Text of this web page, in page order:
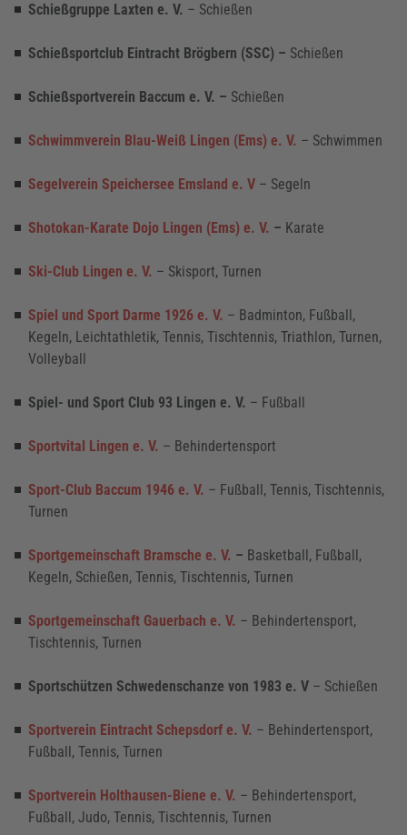
Schießgruppe Laxten e. V. – Schießen
Schießsportclub Eintracht Brögbern (SSC) – Schießen
Schießsportverein Baccum e. V. – Schießen
Schwimmverein Blau-Weiß Lingen (Ems) e. V. – Schwimmen
Segelverein Speichersee Emsland e. V – Segeln
Shotokan-Karate Dojo Lingen (Ems) e. V. – Karate
Ski-Club Lingen e. V. – Skisport, Turnen
Spiel und Sport Darme 1926 e. V. – Badminton, Fußball,
Kegeln, Leichtathletik, Tennis, Tischtennis, Triathlon, Turnen,
Volleyball
Spiel- und Sport Club 93 Lingen e. V. – Fußball
Sportvital Lingen e. V. – Behindertensport
Sport-Club Baccum 1946 e. V. – Fußball, Tennis, Tischtennis,
Turnen
Sportgemeinschaft Bramsche e. V. – Basketball, Fußball,
Kegeln, Schießen, Tennis, Tischtennis, Turnen
Sportgemeinschaft Gauerbach e. V. – Behindertensport,
Tischtennis, Turnen
Sportschützen Schwedenschanze von 1983 e. V – Schießen
Sportverein Eintracht Schepsdorf e. V. – Behindertensport,
Fußball, Tennis, Turnen
Sportverein Holthausen-Biene e. V. – Behindertensport,
Fußball, Judo, Tennis, Tischtennis, Turnen